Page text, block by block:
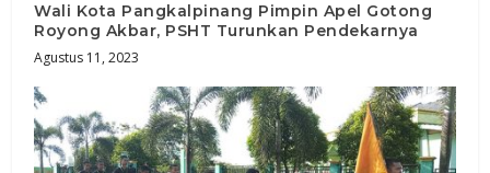
Wali Kota Pangkalpinang Pimpin Apel Gotong
Royong Akbar, PSHT Turunkan Pendekarnya
Agustus 11, 2023